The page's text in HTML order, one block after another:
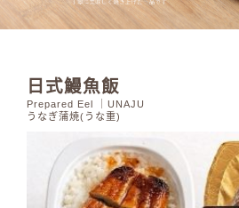
日式鰻魚飯
Prepared Eel ｜UNAJU
うなぎ蒲焼(うな重)